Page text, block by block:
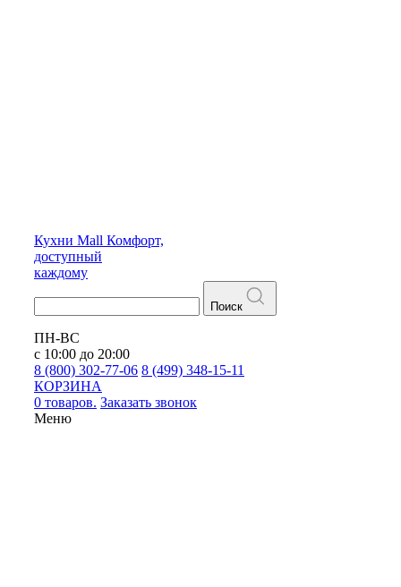
Кухни Mall Комфорт,
доступный
каждому
Поиск
ПН-ВС
с 10:00 до 20:00
8 (800) 302-77-06 8 (499) 348-15-11
КОРЗИНА
0 товаров. Заказать звонок
Меню